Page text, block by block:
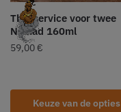
Theeservice voor twee
Nomad 160ml
59,00 €
Keuze van de opties